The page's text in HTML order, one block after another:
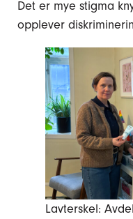
Det er mye stigma
opplever
Lavterskel: